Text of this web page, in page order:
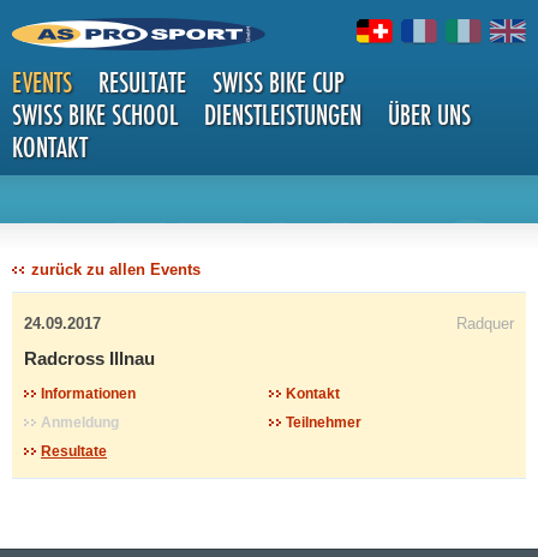
EVENTS RESULTATE
SWISS BIKE CUP
SWISS BIKE SCHOOL
DIENSTLEISTUNGEN
ÜBER UNS
KONTAKT
DETAILS
zurück zu allen Events
24.09.2017 Radquer
Radcross Illnau
Informationen
Kontakt
Anmeldung
Teilnehmer
Resultate